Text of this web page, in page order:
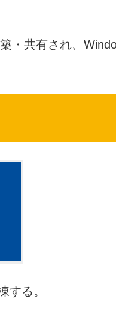
・共有され、
する。